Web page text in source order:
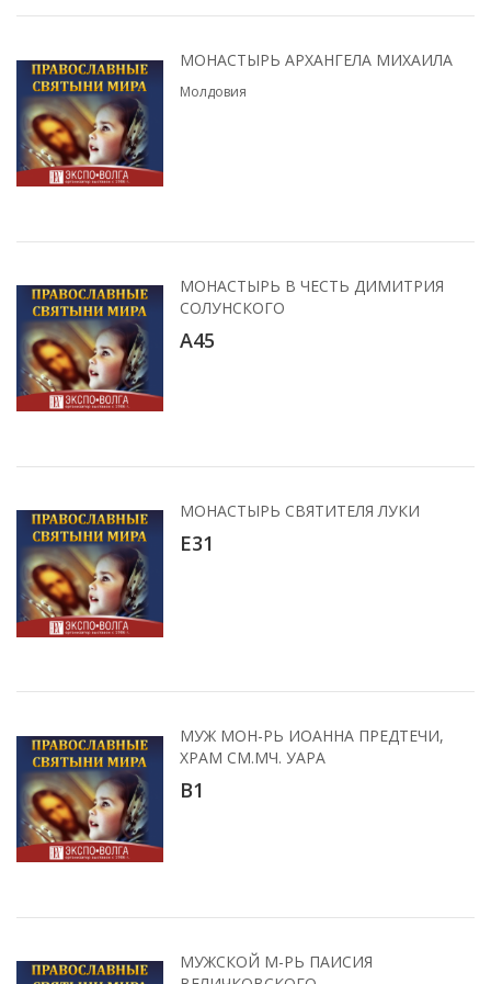
МОНАСТЫРЬ АРХАНГЕЛА МИХАИЛА
Молдовия
МОНАСТЫРЬ В ЧЕСТЬ ДИМИТРИЯ
СОЛУНСКОГО
А45
МОНАСТЫРЬ СВЯТИТЕЛЯ ЛУКИ
E31
МУЖ МОН-РЬ ИОАННА ПРЕДТЕЧИ,
ХРАМ СМ.МЧ. УАРА
B1
МУЖСКОЙ М-РЬ ПАИСИЯ